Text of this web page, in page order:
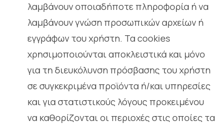
λαμβάνουν οποιαδήποτε πληροφορία ή να
λαμβάνουν γνώση προσωπικών αρχείων ή
εγγράφων του χρήστη. Τα cookies
χρησιμοποιούνται αποκλειστικά και μόνο
για τη διευκόλυνση πρόσβασης του χρήστη
σε συγκεκριμένα προϊόντα ή/και υπηρεσίες
και για στατιστικούς λόγους προκειμένου
να καθορίζονται οι περιοχές στις οποίες τα